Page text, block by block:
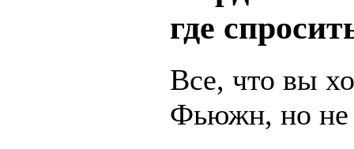
где
Все, что вы
Фьюжн, но не